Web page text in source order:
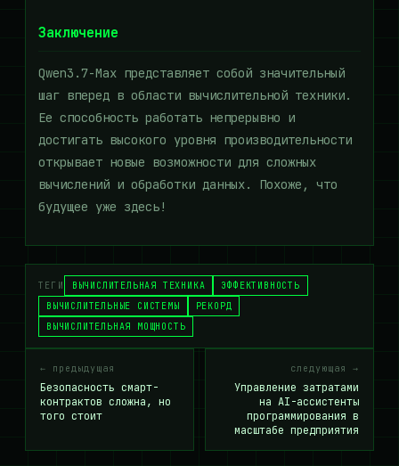
Заключение
Qwen3.7-Max представляет собой значительный
шаг вперед в области вычислительной техники.
Ее способность работать непрерывно и
достигать высокого уровня производительности
открывает новые возможности для сложных
вычислений и обработки данных. Похоже, что
будущее уже здесь!
ТЕГИ ВЫЧИСЛИТЕЛЬНАЯ ТЕХНИКА
ЭФФЕКТИВНОСТЬ
ВЫЧИСЛИТЕЛЬНЫЕ СИСТЕМЫ
РЕКОРД
ВЫЧИСЛИТЕЛЬНАЯ МОЩНОСТЬ
← предыдущая
Безопасность смарт-
контрактов сложна, но
того стоит
следующая →
Управление затратами
на AI-ассистенты
программирования в
масштабе предприятия